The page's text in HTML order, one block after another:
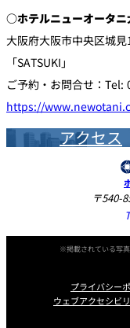
○ホテルニューオータニ
大阪府大阪市中央区城
「SATSUKI」
ご予約・お問合せ：Tel:
https://
アクセス
〒540-
※掲載されている写真
プライバシー
ウェブアクセシビ